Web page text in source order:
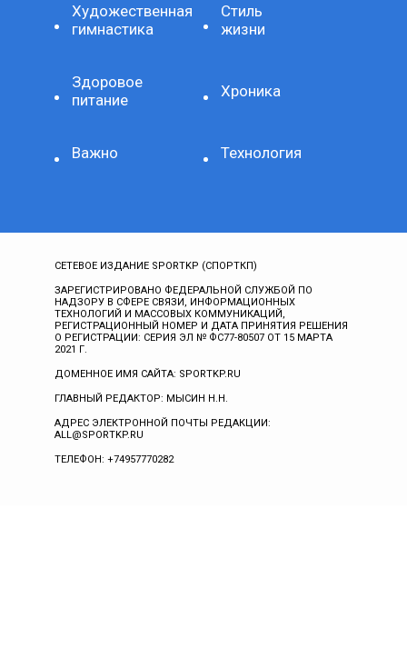
Художественная
гимнастика
Стиль
жизни
Здоровое
питание
Хроника
Важно Технология
СЕТЕВОЕ ИЗДАНИЕ SPORTKP (СПОРТКП)
ЗАРЕГИСТРИРОВАНО ФЕДЕРАЛЬНОЙ СЛУЖБОЙ ПО
НАДЗОРУ В СФЕРЕ СВЯЗИ, ИНФОРМАЦИОННЫХ
ТЕХНОЛОГИЙ И МАССОВЫХ КОММУНИКАЦИЙ,
РЕГИСТРАЦИОННЫЙ НОМЕР И ДАТА ПРИНЯТИЯ РЕШЕНИЯ
О РЕГИСТРАЦИИ: СЕРИЯ ЭЛ № ФС77-80507 ОТ 15 МАРТА
2021 Г.
ДОМЕННОЕ ИМЯ САЙТА: SPORTKP.RU
ГЛАВНЫЙ РЕДАКТОР: МЫСИН Н.Н.
АДРЕС ЭЛЕКТРОННОЙ ПОЧТЫ РЕДАКЦИИ:
ALL@SPORTKP.RU
ТЕЛЕФОН: +74957770282